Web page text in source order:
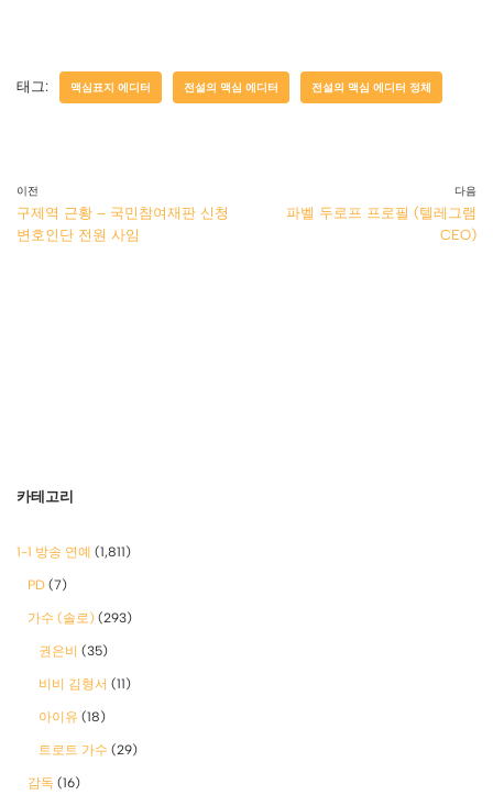
태그: 맥심표지 에디터 전설의 맥심 에디터 전설의 맥심 에디터 정체
이전
구제역 근황 – 국민참여재판 신청
변호인단 전원 사임
다음
파벨 두로프 프로필 (텔레그램
CEO)
카테고리
1-1 방송 연예 (1,811)
PD (7)
가수 (솔로) (293)
권은비 (35)
비비 김형서 (11)
아이유 (18)
트로트 가수 (29)
감독 (16)